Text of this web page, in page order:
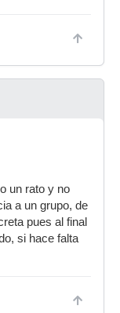
un rato y no
a un grupo, de
pues al final
si hace falta